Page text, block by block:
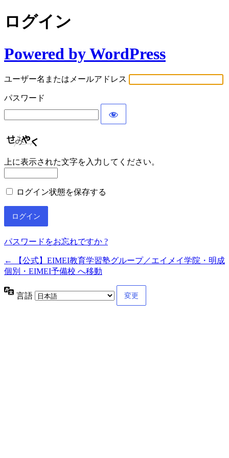
ログイン
Powered by WordPress
ユーザー名またはメールアドレス
パスワード
上に表示された文字を入力してください。
ログイン状態を保存する
パスワードをお忘れですか ?
← 【公式】EIMEI教育学習塾グループ／エイメイ学院・明成
個別・EIMEI予備校 へ移動
言語